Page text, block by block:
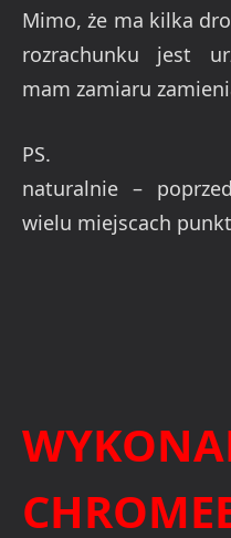
Mimo, że ma kilka
rozrachunku jest
mam zamiaru
PS.
naturalnie –
wielu miejscach